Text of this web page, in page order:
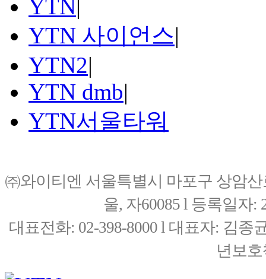
YTN|
YTN 사이언스|
YTN2|
YTN dmb|
YTN서울타워
㈜와이티엔 서울특별시 마포구 상암
울, 자60085 l 등록일자:
대표전화: 02-398-8000 l 대표자: 김종
년보